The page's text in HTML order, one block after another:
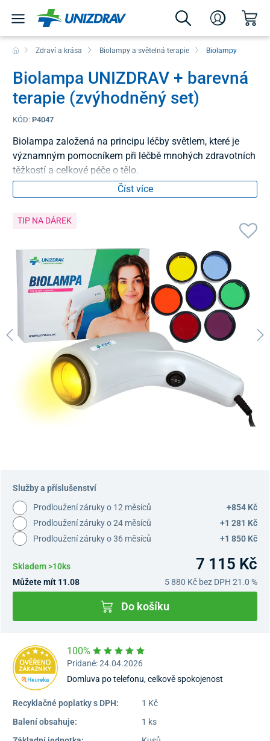
Zdraví a krása Biolampy a světelná terapie Biolampy
Biolampa UNIZDRAV + barevná
terapie (zvýhodněný set)
KÓD: P4047
Biolampa založená na principu léčby světlem, které je
významným pomocníkem při léčbě mnohých zdravotních
těžkostí a celkové péče o tělo.
Číst více
TIP NA DÁREK
Služby a příslušenství
Prodloužení záruky o 12 měsíců
+854 Kč
Prodloužení záruky o 24 měsíců
+1 281 Kč
Prodloužení záruky o 36 měsíců
+1 850 Kč
Skladem >10ks 7 115 Kč
Můžete mít 11.08 5 880 Kč bez DPH 21.0 %
Do košíku
100%
Pridané: 24.04.2026
Domluva po telefonu, celkově spokojenost
Recyklačné poplatky s DPH:
1 Kč
Balení obsahuje:
1 ks